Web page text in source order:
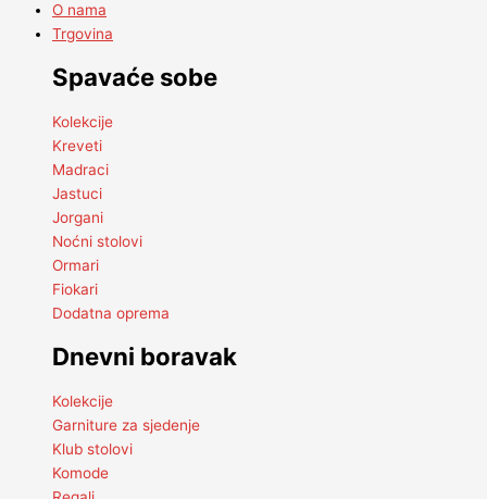
O nama
Trgovina
Spavaće sobe
Kolekcije
Kreveti
Madraci
Jastuci
Jorgani
Noćni stolovi
Ormari
Fiokari
Dodatna oprema
Dnevni boravak
Kolekcije
Garniture za sjedenje
Klub stolovi
Komode